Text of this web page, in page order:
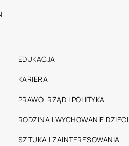
EDUKACJA
KARIERA
PRAWO, RZĄD I POLITYKA
RODZINA I WYCHOWANIE DZIECI
SZTUKA I ZAINTERESOWANIA